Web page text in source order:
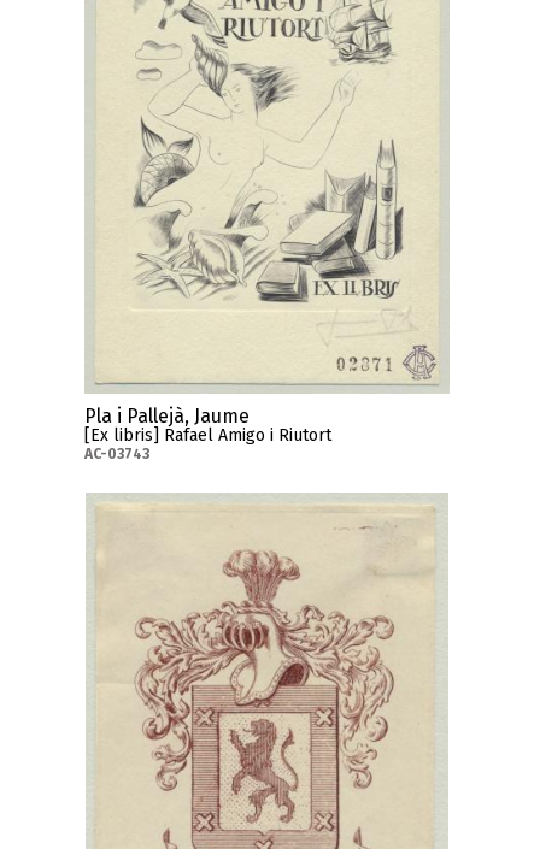
Pla i Pallejà, Jaume
[Ex libris] Rafael Amigo i Riutort
AC-03743